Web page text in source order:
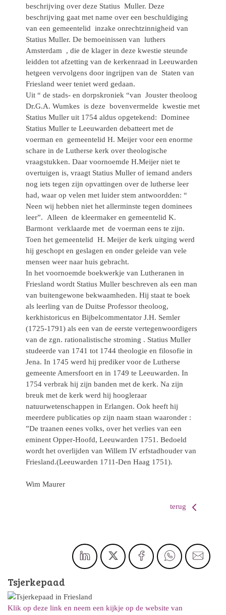
beschrijving over deze Statius Muller. Deze
beschrijving gaat met name over een beschuldiging
van een gemeentelid inzake onrechtzinnigheid van
Statius Muller. De bemoeinissen van luthers
Amsterdam , die de klager in deze kwestie steunde
leidden tot afzetting van de kerkenraad in Leeuwarden
hetgeen vervolgens door ingrijpen van de Staten van
Friesland weer teniet werd gedaan.
Uit “ de stads- en dorpskroniek “van Jouster theoloog
Dr.G.A. Wumkes is deze bovenvermelde kwestie met
Statius Muller uit 1754 aldus opgetekend: Dominee
Statius Muller te Leeuwarden debatteert met de
voerman en gemeentelid H. Meijer voor een enorme
schare in de Lutherse kerk over theologische
vraagstukken. Daar voornoemde H.Meijer niet te
overtuigen is, vraagt Statius Muller of iemand anders
nog iets tegen zijn opvattingen over de lutherse leer
had, waar op velen met luider stem antwoordden: “
Neen wij hebben niet het allerminste tegen dominees
leer”. Alleen de kleermaker en gemeentelid K.
Barmont verklaarde met de voerman eens te zijn.
Toen het gemeentelid H. Meijer de kerk uitging werd
hij geschopt en geslagen en onder geleide van vele
mensen weer naar huis gebracht.
In het voornoemde boekwerkje van Lutheranen in
Friesland wordt Statius Muller beschreven als een man
van buitengewone bekwaamheden. Hij staat te boek
als leerling van de Duitse Professor theoloog,
kerkhistoricus en Bijbelcommentator J.H. Semler
(1725-1791) als een van de eerste vertegenwoordigers
van de zgn. rationalistische stroming . Statius Muller
studeerde van 1741 tot 1744 theologie en filosofie in
Jena. In 1745 werd hij prediker voor de Lutherse
gemeente Amersfoort en in 1749 te Leeuwarden. In
1754 verbrak hij zijn banden met de kerk. Na zijn
breuk met de kerk werd hij hoogleraar
natuurwetenschappen in Erlangen. Ook heeft hij
meerdere publicaties op zijn naam staan waaronder :
”De traanen eenes volks, over het verlies van een
eminent Opper-Hoofd, Leeuwarden 1751. Bedoeld
wordt het overlijden van Willem IV erfstadhouder van
Friesland.(Leeuwarden 1711-Den Haag 1751).
Wim Maurer
terug
Tsjerkepaad
Klik op deze link en neem een kijkje op de website van